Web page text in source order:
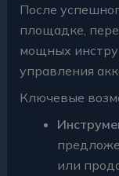
После
площадке,
мощных
управления
Ключевые
или